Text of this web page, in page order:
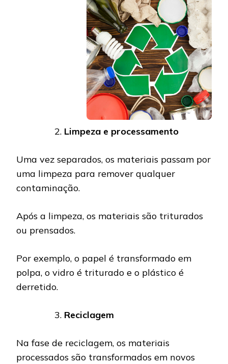
Limpeza e processamento
Uma vez separados, os materiais passam por
uma limpeza para remover qualquer
contaminação.
Após a limpeza, os materiais são triturados
ou prensados.
Por exemplo, o papel é transformado em
polpa, o vidro é triturado e o plástico é
derretido.
Reciclagem
Na fase de reciclagem, os materiais
processados ​​são transformados em novos